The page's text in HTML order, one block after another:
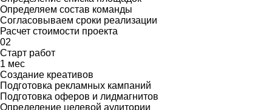
Определяем состав команды
Согласовываем сроки реализации
Расчет стоимости проекта
02
Старт работ
1 мес
Создание креативов
Подготовка рекламных кампаний
Подготовка оферов и лидмагнитов
Определение целевой аудитории